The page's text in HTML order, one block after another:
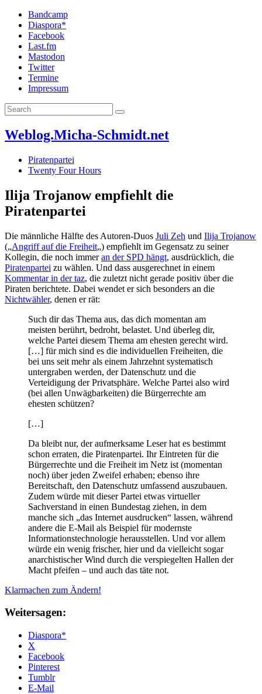
Bandcamp
Diaspora*
Facebook
Last.fm
Mastodon
Twitter
Termine
Impressum
Weblog.Micha-Schmidt.net
Piratenpartei
Twenty Four Hours
Ilija Trojanow empfiehlt die
Piratenpartei
Die männliche Hälfte des Autoren-Duos Juli Zeh und Ilija Trojanow
(„Angriff auf die Freiheit„) empfiehlt im Gegensatz zu seiner
Kollegin, die noch immeran der SPD hängt, ausdrücklich, die
Piratenpartei zu wählen. Und dass ausgerechnet in einem
Kommentar in der taz, die zuletzt nicht gerade positiv über die
Piraten berichtete. Dabei wendet er sich besonders an die
Nichtwähler, denen er rät:
Such dir das Thema aus, das dich momentan am
meisten berührt, bedroht, belastet. Und überleg dir,
welche Partei diesem Thema am ehesten gerecht wird.
[…] für mich sind es die individuellen Freiheiten, die
bei uns seit mehr als einem Jahrzehnt systematisch
untergraben werden, der Datenschutz und die
Verteidigung der Privatsphäre. Welche Partei also wird
(bei allen Unwägbarkeiten) die Bürgerrechte am
ehesten schützen?
[…]
Da bleibt nur, der aufmerksame Leser hat es bestimmt
schon erraten, die Piratenpartei. Ihr Eintreten für die
Bürgerrechte und die Freiheit im Netz ist (momentan
noch) über jeden Zweifel erhaben; ebenso ihre
Bereitschaft, den Datenschutz umfassend auszubauen.
Zudem würde mit dieser Partei etwas virtueller
Sachverstand in einen Bundestag ziehen, in dem
manche sich „das Internet ausdrucken“ lassen, während
andere die E-Mail als Beispiel für modernste
Informationstechnologie herausstellen. Und vor allem
würde ein wenig frischer, hier und da vielleicht sogar
anarchistischer Wind durch die verspiegelten Hallen der
Macht pfeifen – und auch das täte not.
Klarmachen zum Ändern!
Weitersagen:
Diaspora*
X
Facebook
Pinterest
Tumblr
E-Mail